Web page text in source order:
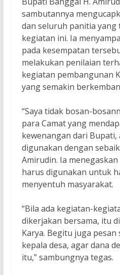
sambutannya
dan seluruh panitia yang
kegiatan ini. Ia
pada kesempatan
melakukan penilaian
kegiatan pembangunan
yang semakin
“Saya tidak bosan-
para Camat yang
kewenangan dari Bupati,
digunakan dengan
Amirudin. Ia
harus digunakan untuk
menyentuh masyarakat.
“Bila ada kegiatan-
dikerjakan bersama, itu
Karya. Begitu juga
kepala desa, agar dana
itu,” sambungnya tegas.